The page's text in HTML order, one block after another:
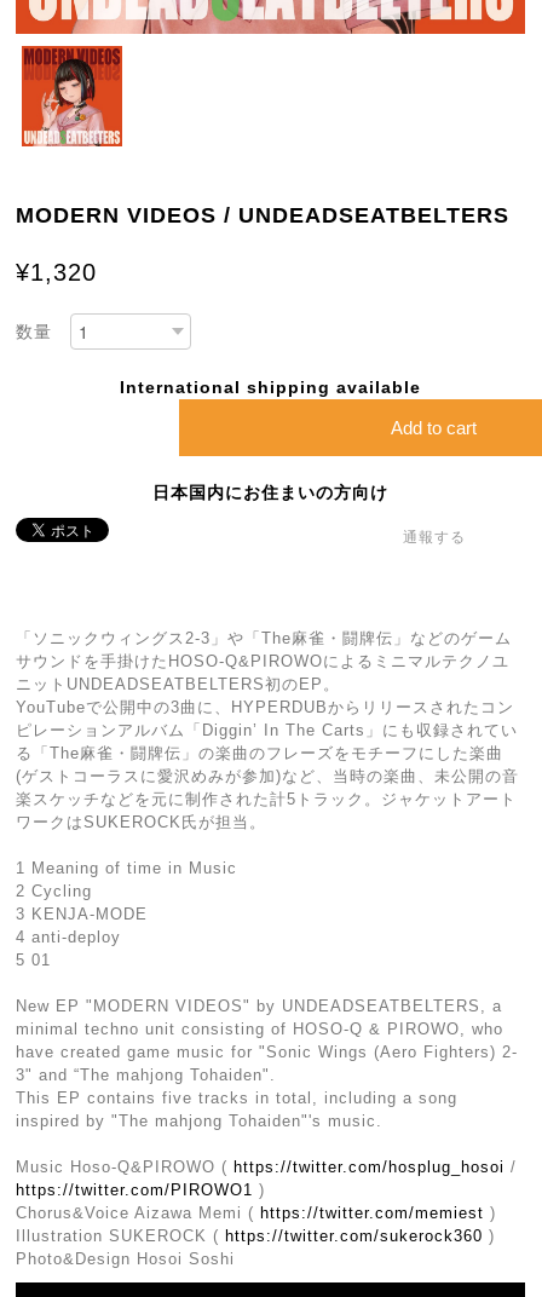
MODERN VIDEOS / UNDEADSEATBELTERS
¥1,320
数量
International shipping available
Add to cart
日本国内にお住まいの方向け
通報する
「ソニックウィングス2-3」や「The麻雀・闘牌伝」などのゲーム
サウンドを手掛けたHOSO-Q&PIROWOによるミニマルテクノユ
ニットUNDEADSEATBELTERS初のEP。
YouTubeで公開中の3曲に、HYPERDUBからリリースされたコン
ピレーションアルバム「Diggin’ In The Carts」にも収録されてい
る「The麻雀・闘牌伝」の楽曲のフレーズをモチーフにした楽曲
(ゲストコーラスに愛沢めみが参加)など、当時の楽曲、未公開の音
楽スケッチなどを元に制作された計5トラック。ジャケットアート
ワークはSUKEROCK氏が担当。
1 Meaning of time in Music
2 Cycling
3 KENJA-MODE
4 anti-deploy
5 01
New EP "MODERN VIDEOS" by UNDEADSEATBELTERS, a
minimal techno unit consisting of HOSO-Q & PIROWO, who
have created game music for "Sonic Wings (Aero Fighters) 2-
3" and “The mahjong Tohaiden".
This EP contains five tracks in total, including a song
inspired by "The mahjong Tohaiden"'s music.
Music Hoso-Q&PIROWO ( https://twitter.com/hosplug_hosoi /
https://twitter.com/PIROWO1 )
Chorus&Voice Aizawa Memi ( https://twitter.com/memiest )
Illustration SUKEROCK ( https://twitter.com/sukerock360 )
Photo&Design Hosoi Soshi